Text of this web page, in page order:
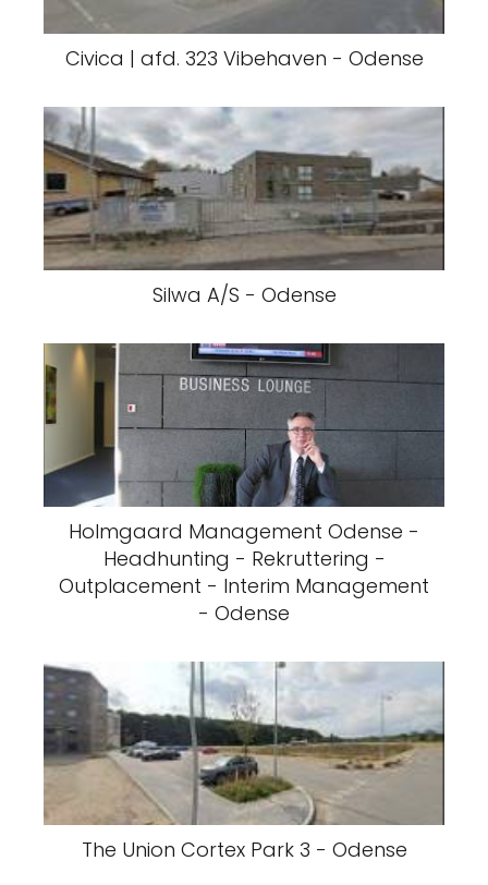
Civica | afd. 323 Vibehaven - Odense
Silwa A/S - Odense
Holmgaard Management Odense -
Headhunting - Rekruttering -
Outplacement - Interim Management
- Odense
The Union Cortex Park 3 - Odense